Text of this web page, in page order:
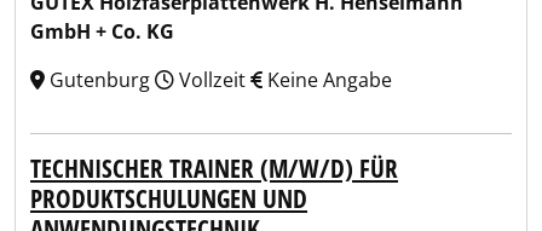
GmbH + Co. KG
Gutenburg
Vollzeit Keine Angabe
TECHNISCHER TRAINER (M/W/D) FÜR
PRODUKTSCHULUNGEN UND